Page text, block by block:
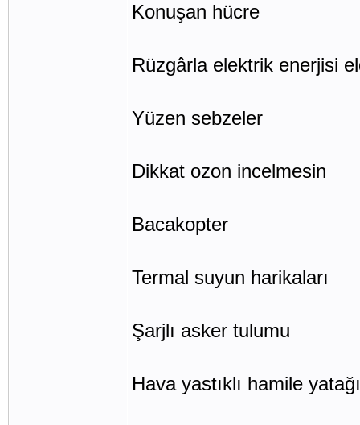
Konuşan hücre
Rüzgârla elektrik enerjisi
Yüzen sebzeler
Dikkat ozon incelmesin
Bacakopter
Termal suyun harikaları
Şarjlı asker tulumu
Hava yastıklı hamile yatağı